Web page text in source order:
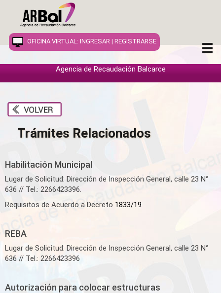
OFICINA VIRTUAL: INGRESAR | REGISTRARSE
Agencia de Recaudación Balcarce
INMUEBLES
VEHÍCULOS
Trámites Relacionados
Habilitación Municipal
Lugar de Solicitud: Dirección de Inspección General, calle 23 N°
636 // Tel.: 2266423396.
Requisitos de Acuerdo a Decreto 1833/19
REBA
Lugar de Solicitud: Dirección de Inspección General, calle 23 N°
636 // Tel.: 2266423396
Autorización para colocar estructuras